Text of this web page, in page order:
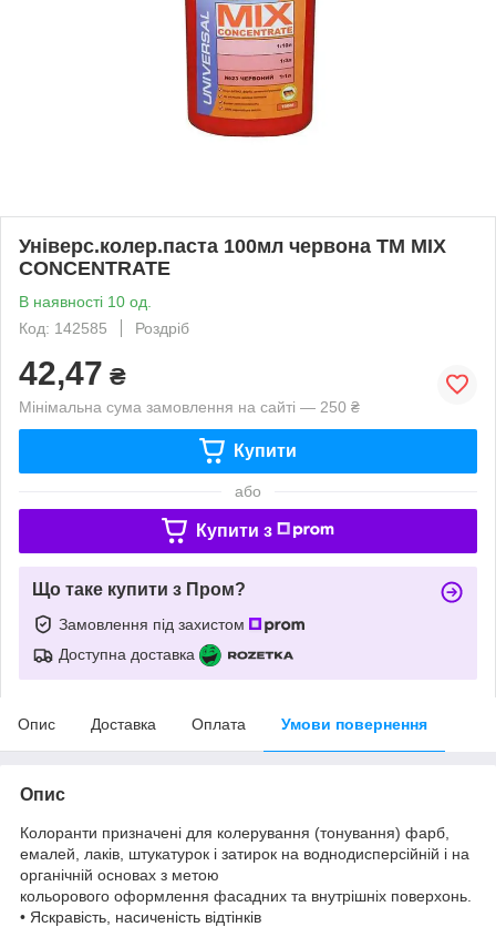
Універс.колер.паста 100мл червона ТМ MIX
CONCENTRATE
В наявності 10 од.
Код: 142585
Роздріб
42,47 ₴
Мінімальна сума замовлення на сайті — 250 ₴
Купити
або
Купити з
Що таке купити з Пром?
Замовлення під захистом
Доступна доставка
Опис Доставка Оплата Умови повернення
Опис
Колоранти призначені для колерування (тонування) фарб,
емалей, лаків, штукатурок і затирок на воднодисперсійній і на
органічній основах з метою
кольорового оформлення фасадних та внутрішніх поверхонь.
• Яскравість, насиченість відтінків